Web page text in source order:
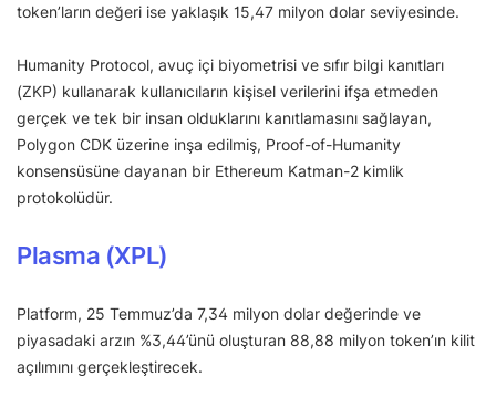
token’ların değeri ise yaklaşık 15,47 milyon dolar seviyesinde.
Humanity Protocol, avuç içi biyometrisi ve sıfır bilgi kanıtları
(ZKP) kullanarak kullanıcıların kişisel verilerini ifşa etmeden
gerçek ve tek bir insan olduklarını kanıtlamasını sağlayan,
Polygon CDK üzerine inşa edilmiş, Proof-of-Humanity
konsensüsüne dayanan bir Ethereum Katman-2 kimlik
protokolüdür.
Plasma (XPL)
Platform, 25 Temmuz’da 7,34 milyon dolar değerinde ve
piyasadaki arzın %3,44’ünü oluşturan 88,88 milyon token’ın kilit
açılımını gerçekleştirecek.